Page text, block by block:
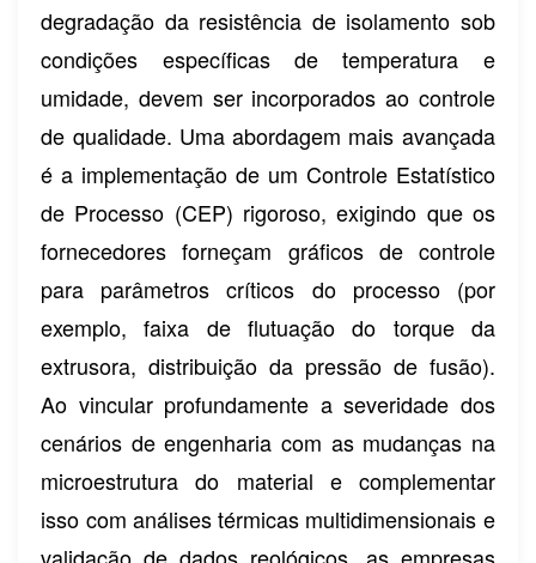
degradação da resistência de isolamento sob
condições específicas de temperatura e
umidade, devem ser incorporados ao controle
de qualidade. Uma abordagem mais avançada
é a implementação de um Controle Estatístico
de Processo (CEP) rigoroso, exigindo que os
fornecedores forneçam gráficos de controle
para parâmetros críticos do processo (por
exemplo, faixa de flutuação do torque da
extrusora, distribuição da pressão de fusão).
Ao vincular profundamente a severidade dos
cenários de engenharia com as mudanças na
microestrutura do material e complementar
isso com análises térmicas multidimensionais e